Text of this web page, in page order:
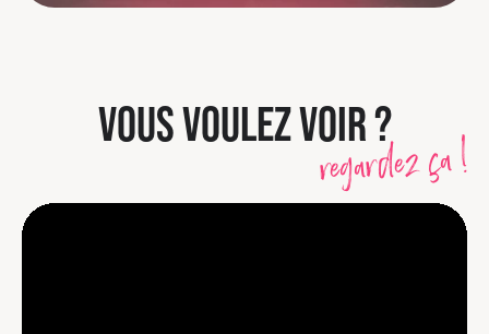
VOUS VOULEZ VOIR ?regardez ça !